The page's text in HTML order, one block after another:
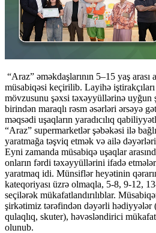
“Araz” əməkdaşlarının 5–15 yaş arası
müsabiqəsi keçirilib. Layihə
mövzusunu şəxsi təxəyyüllərinə uyğun
birindən maraqlı rəsm əsərləri ərsəyə
məqsədi uşaqların yaradıcılıq
“Araz” supermarketlər şəbəkəsi ilə
yaratmağa təşviq etmək və ailə
Eyni zamanda müsabiqə uşaqlar
onların fərdi təxəyyüllərini ifadə
yaratmaq idi. Münsiflər heyətinin
kateqoriyası üzrə olmaqla, 5-8, 9-12,
seçilərək mükafatlandırılıblar.
şirkətimiz tərəfindən dəyərli hədiyyələr
qulaqlıq, skuter), həvəsləndirici
olunub.